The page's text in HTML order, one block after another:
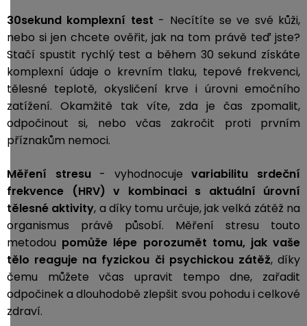
30sekund komplexní test - Necítíte se ve své kůži,
nebo si jen chcete ověřit, jak na tom právě teď jste?
Stačí spustit rychlý test a během 30 sekund získáte
komplexní údaje o krevním tlaku, tepové frekvenci,
tělesné teplotě, okysličení krve i úrovni emočního
zatížení. Okamžitě tak víte, zda je čas zpomalit,
odpočinout si, nebo včas zakročit proti prvním
příznakům nemoci.
Měření stresu- vyhodnocujevariabilitu srdeční
frekvence (HRV) v kombinaci s aktuální úrovní
tělesné aktivity, a díky tomu určuje, jak velká zátěž na
organismus právě působí. Měření stresu touto
metodou pomůže lépe porozumět tomu, jak vaše
tělo reaguje na fyzickou či psychickou zátěž, díky
čemu můžete včas upravit tempo dne, zařadit
odpočinek a dlouhodobě zlepšit svou pohodu i celkové
zdraví.